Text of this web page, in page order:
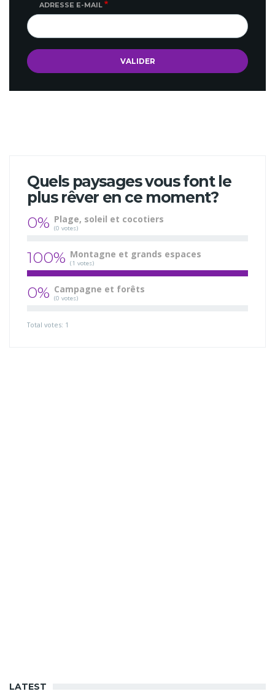
ADRESSE E-MAIL
Quels paysages vous font le
plus rêver en ce moment?
0% Plage, soleil et cocotiers
(0 votes)
100% Montagne et grands espaces
(1 votes)
0% Campagne et forêts
(0 votes)
Total votes: 1
LATEST